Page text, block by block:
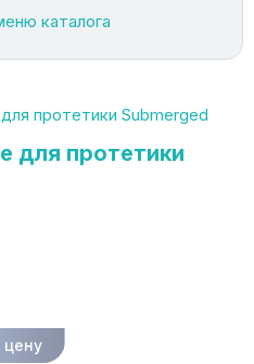
каталога
для протетики
цену